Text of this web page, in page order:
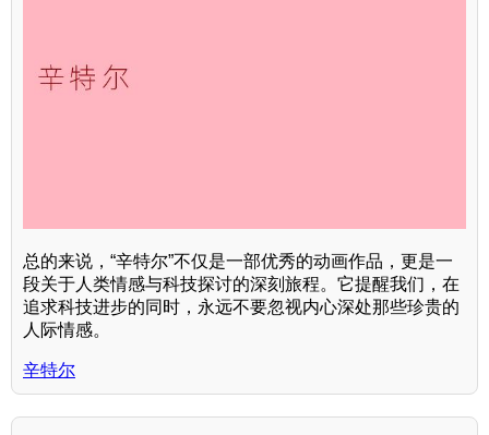
总的来说，“辛特尔”不仅是一部优秀的动画作品，更是一
段关于人类情感与科技探讨的深刻旅程。它提醒我们，在
追求科技进步的同时，永远不要忽视内心深处那些珍贵的
人际情感。
辛特尔